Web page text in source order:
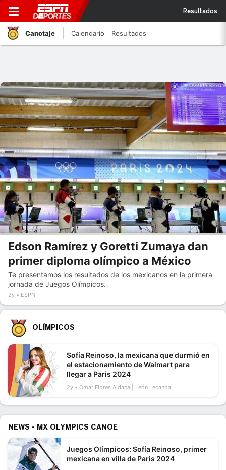
Resultados
Canotaje Calendario Resultados
Edson Ramírez y Goretti Zumaya dan
primer diploma olímpico a México
Te presentamos los resultados de los mexicanos en la primera
jornada de Juegos Olímpicos.
2y ESPN
OLÍMPICOS
Sofía Reinoso, la mexicana que durmió en
el estacionamiento de Walmart para
llegar a Paris 2024
2y Omar Flores Aldana | León Lecanda
NEWS - MX OLYMPICS CANOE
Juegos Olímpicos: Sofía Reinoso, primer
mexicana en villa de Paris 2024